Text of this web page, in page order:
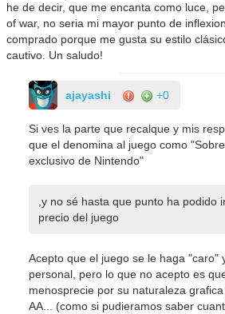
he de decir, que me encanta como luce,
of war, no seria mi mayor punto de
comprado porque me gusta su estilo
cautivo. Un saludo!
ajayashi +0
Si ves la parte que recalque y mis
que el denomina al juego como
exclusivo de Nintendo"
,y no sé hasta que punto ha podido
precio del juego
Acepto que el juego se le haga "caro"
personal, pero lo que no acepto es
menosprecie por su naturaleza
AA... (como si pudieramos saber